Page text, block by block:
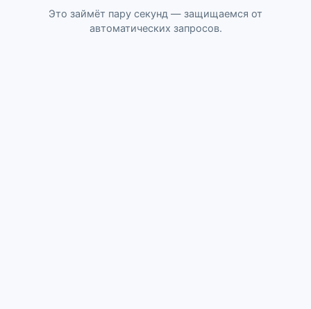
Это займёт пару секунд — защищаемся от
автоматических запросов.